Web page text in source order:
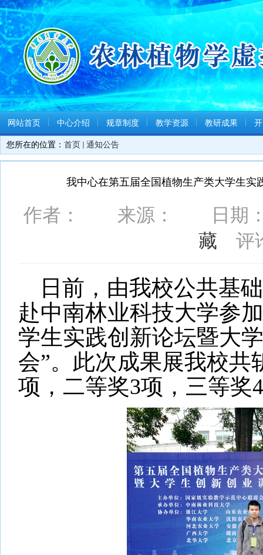
网站首页 中心介绍 规章制度 教学资源 教研成果
您所在的位置： 首页 通知公告
我中心在第五届全国植物生产类大学生
作者： 来源： 日期：
藏 评
日前，由我校公共基
赴中南林业科技大学参
学生实践创新论坛暨大
会”。此次成果展我校共
项，二等奖3项，三等奖